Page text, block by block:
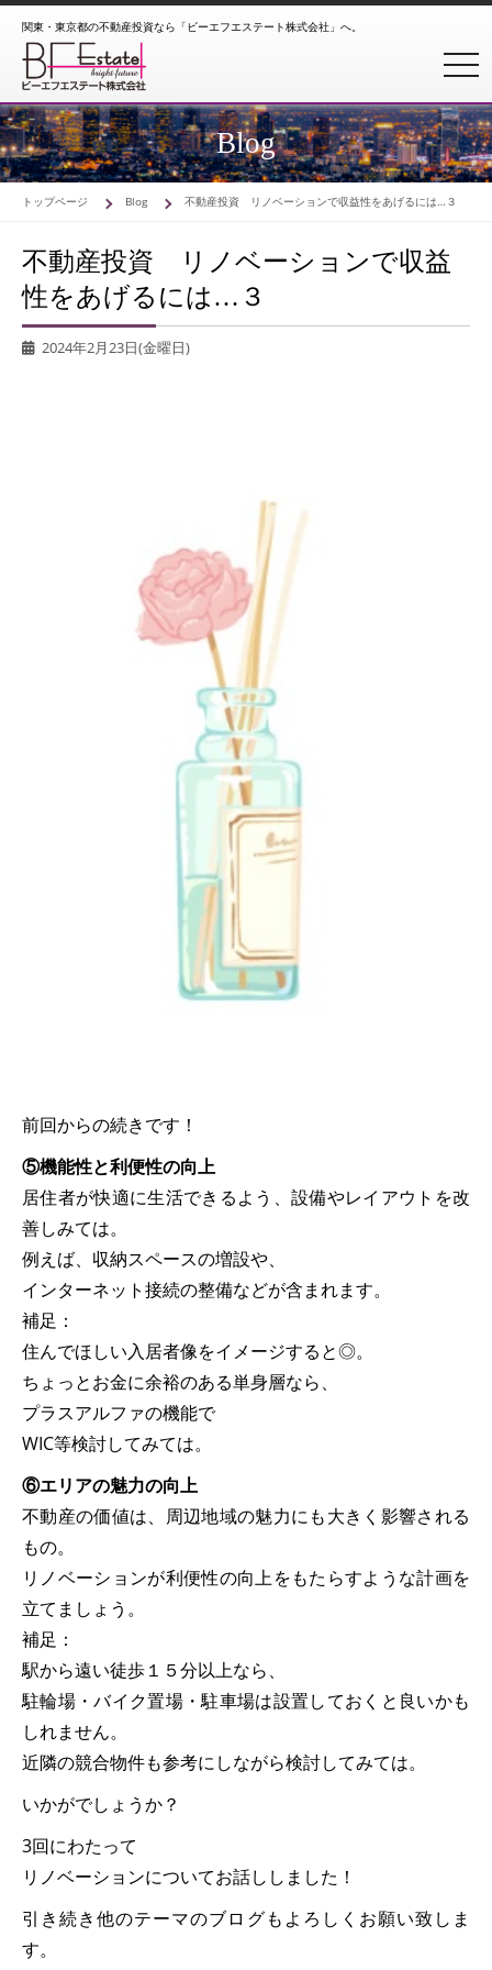
関東・東京都の不動産投資なら「ビーエフエステート株式会社」へ。
Blog
トップページ Blog 不動産投資 リノベーションで収益性をあげるには…３
不動産投資 リノベーションで収益
性をあげるには…３
2024年2月23日(金曜日)
前回からの続きです！
⑤機能性と利便性の向上
居住者が快適に生活できるよう、設備やレイアウトを改
善しみては。
例えば、収納スペースの増設や、
インターネット接続の整備などが含まれます。
補足：
住んでほしい入居者像をイメージすると◎。
ちょっとお金に余裕のある単身層なら、
プラスアルファの機能で
WIC等検討してみては。
⑥エリアの魅力の向上
不動産の価値は、周辺地域の魅力にも大きく影響される
もの。
リノベーションが利便性の向上をもたらすような計画を
立てましょう。
補足：
駅から遠い徒歩１５分以上なら、
駐輪場・バイク置場・駐車場は設置しておくと良いかも
しれません。
近隣の競合物件も参考にしながら検討してみては。
いかがでしょうか？
3回にわたって
リノベーションについてお話ししました！
引き続き他のテーマのブログもよろしくお願い致しま
す。